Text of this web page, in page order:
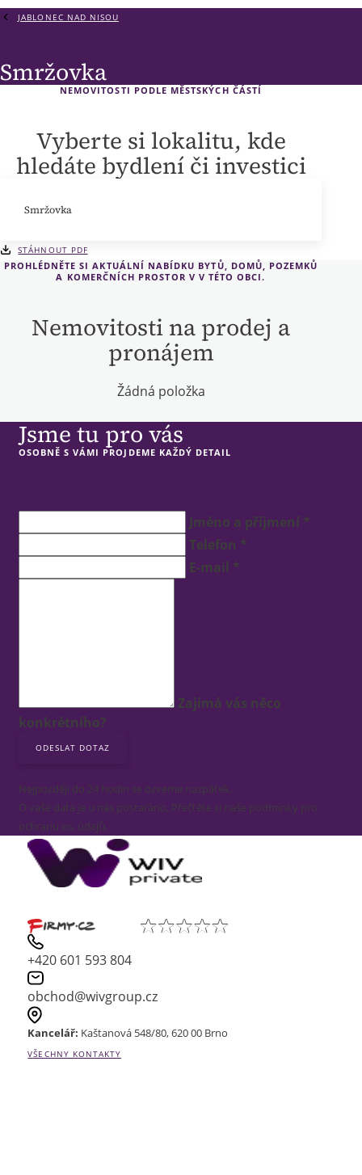
JABLONEC NAD NISOU
Smržovka
NEMOVITOSTI PODLE MĚSTSKÝCH ČÁSTÍ
Vyberte si lokalitu, kde
hledáte bydlení či investici
Smržovka
STÁHNOUT PDF
PROHLÉDNĚTE SI AKTUÁLNÍ NABÍDKU BYTŮ, DOMŮ, POZEMKŮ
A KOMERČNÍCH PROSTOR V V TÉTO OBCI.
Nemovitosti na prodej a
pronájem
Žádná položka
Jsme tu pro vás
OSOBNĚ S VÁMI PROJDEME KAŽDÝ DETAIL
Jméno a příjmení *
Telefon *
E-mail *
Zajímá vás něco
konkrétního?
Nejpozději do 24 hodin se ozveme nazpátek.
O vaše data je u nás postaráno. Přečtěte si naše podmínky pro
ochranu os. údajů.
+420 601 593 804
obchod@wivgroup.cz
Kancelář: Kaštanová 548/80, 620 00 Brno
VŠECHNY KONTAKTY